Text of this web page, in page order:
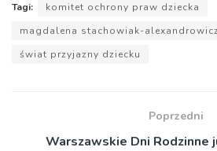
Tagi:
komitet ochrony praw dziecka
magdalena stachowiak-
świat przyjazny dziecku
Poprzedni
Warszawskie Dni Rodzinne